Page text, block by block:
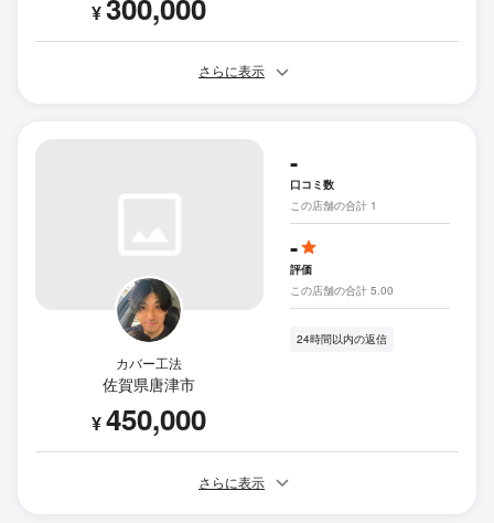
¥300,000
さらに表示
カバー工法
佐賀県唐津市
¥450,000
-
口コミ数
この店舗の合計 1
-
評価
この店舗の合計 5.00
24時間以内の返信
さらに表示